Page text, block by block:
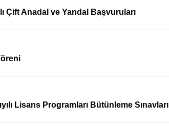
Çift Anadal ve Yandal Başvuruları
Lisans Programları Bütünleme Sınavları